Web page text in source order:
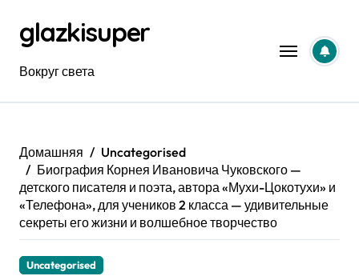
содержанию
glazkisuper
Вокруг света
Домашняя
Uncategorised
Биография Корнея Ивановича Чуковского —
детского писателя и поэта, автора «Мухи-Цокотухи» и
«Телефона», для учеников 2 класса — удивительные
секреты его жизни и волшебное творчество
Uncategorised